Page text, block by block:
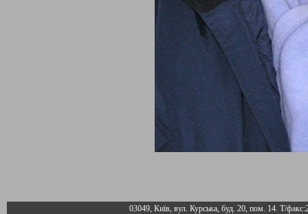
03049, Київ, вул. Курська, буд. 20, пом. 14. Т/